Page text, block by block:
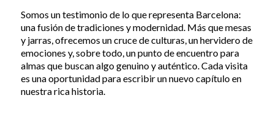
Somos un testimonio de lo que representa Barcelona:
una fusión de tradiciones y modernidad. Más que mesas
y jarras, ofrecemos un cruce de culturas, un hervidero de
emociones y, sobre todo, un punto de encuentro para
almas que buscan algo genuino y auténtico. Cada visita
es una oportunidad para escribir un nuevo capítulo en
nuestra rica historia.